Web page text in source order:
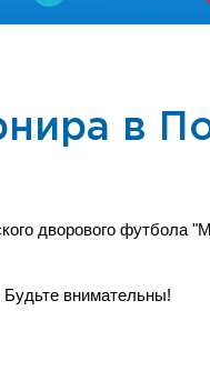
в
дворового
Будьте внимательны!